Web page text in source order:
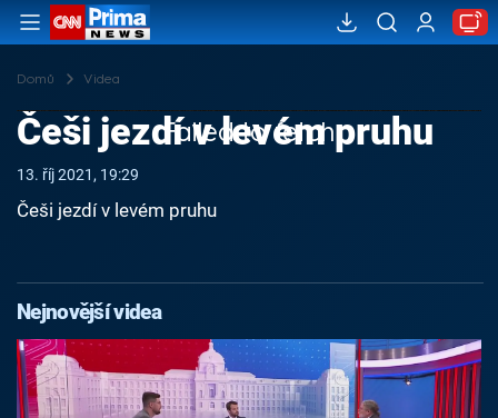
Domů Videa
Failed to fetch
Češi jezdí v levém pruhu
13. říj 2021, 19:29
Češi jezdí v levém pruhu
Nejnovější videa